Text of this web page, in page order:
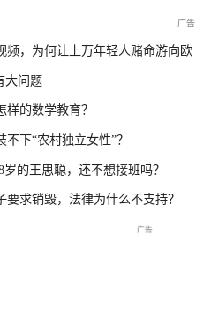
频，为何让上万年轻人赌命游向欧
大问题
的数学教育？
下“农村独立女性”？
的王思聪，还不想接班吗？
求销毁，法律为什么不支持？
最新进展